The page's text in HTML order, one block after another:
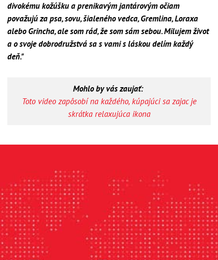
divokému kožúšku a prenikavým jantárovým očiam
považujú za psa, sovu, šialeného vedca, Gremlina, Loraxa
alebo Grincha, ale som rád, že som sám sebou. Milujem život
a o svoje dobrodružstvá sa s vami s láskou delím každý
deň."
Mohlo by vás zaujať:
Toto video zapôsobí na každého, kúpajúci sa zajac je
skrátka relaxujúca ikona